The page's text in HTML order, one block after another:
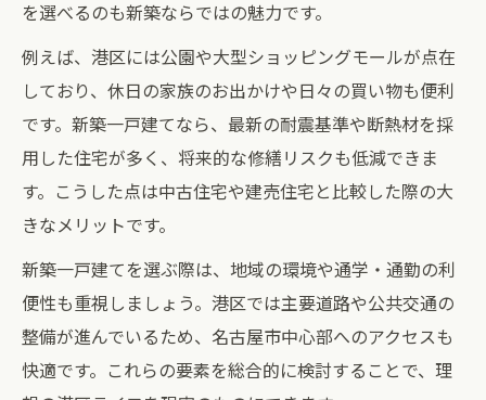
名古屋市港区新築で人気の間取り傾向とは
家族に合う新築間取りのポイントを解説
新築一戸建てで後悔しない間取りの選び方
住みやすさ重視の新築間取り実例を紹介
利便性重視で探す新築一戸建ての魅力
新築一戸建てで叶える港区の快適アクセス
新築物件選びは立地と利便性が重要な理由
名古屋市港区新築一戸建ての周辺施設充実
度
新築一戸建てで生活利便性を最大化する方
法
を選べるのも新築ならではの魅力です。
例えば、港区には公園や大型ショッピングモールが点在
しており、休日の家族のお出かけや日々の買い物も便利
です。新築一戸建てなら、最新の耐震基準や断熱材を採
用した住宅が多く、将来的な修繕リスクも低減できま
す。こうした点は中古住宅や建売住宅と比較した際の大
きなメリットです。
新築一戸建てを選ぶ際は、地域の環境や通学・通勤の利
便性も重視しましょう。港区では主要道路や公共交通の
整備が進んでいるため、名古屋市中心部へのアクセスも
快適です。これらの要素を総合的に検討することで、理